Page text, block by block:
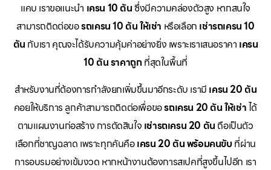
แคบ เราขอแนะนำ เครน 10 ตันซึ่งมีความคล่องตัวสูง หากสนใจ
สามารถติดต่อขอรถเครน 10 ตัน ให้เช่า หรือเลือก เช่ารถเครน 10
ตัน กับเรา คุณจะได้รับความคุ้มค่าอย่างยิ่ง เพราะเราเสนอราคา เครน
10 ตัน ราคาถูกที่สุดในพื้นที่
สำหรับงานที่ต้องการกำลังยกเพิ่มขึ้นมาอีกระดับ เรามี เครน 20 ตัน
คอยให้บริการ ลูกค้าสามารถติดต่อเพื่อขอรถเครน 20 ตัน ให้เช่าได้
ตามแผนงานก่อสร้าง การตัดสินใจ เช่ารถเครน 20 ตัน ถือเป็นตัว
เลือกที่ชาญฉลาด เพราะทุกคันคือเครน 20 ตัน พร้อมคนขับ ที่ผ่าน
การอบรมอย่างเข้มงวด หากหน้างานต้องการสเปคที่สูงขึ้นไปอีก เรา